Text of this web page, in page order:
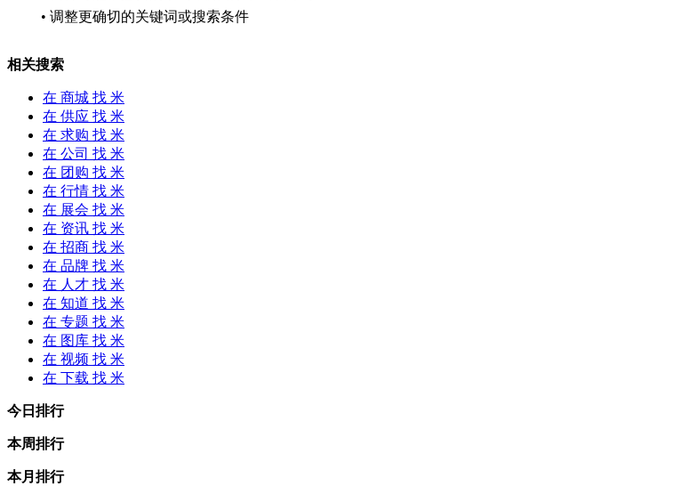
• 调整更确切的关键词或搜索条件
相关搜索
在 商城 找 米
在 供应 找 米
在 求购 找 米
在 公司 找 米
在 团购 找 米
在 行情 找 米
在 展会 找 米
在 资讯 找 米
在 招商 找 米
在 品牌 找 米
在 人才 找 米
在 知道 找 米
在 专题 找 米
在 图库 找 米
在 视频 找 米
在 下载 找 米
今日排行
本周排行
本月排行